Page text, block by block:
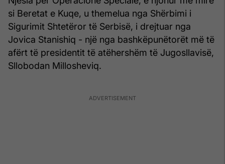
si Beretat e Kuqe, u themelua nga Shërbimi i
Sigurimit Shtetëror të Serbisë, i drejtuar nga
Jovica Stanishiq - një nga bashkëpunëtorët më të
afërt të presidentit të atëhershëm të Jugosllavisë,
Sllobodan Millosheviq.